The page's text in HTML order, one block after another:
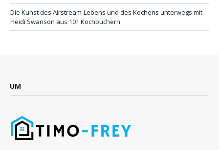
Die Kunst des Airstream-Lebens und des Kochens unterwegs mit
Heidi Swanson aus 101 Kochbüchern
UM